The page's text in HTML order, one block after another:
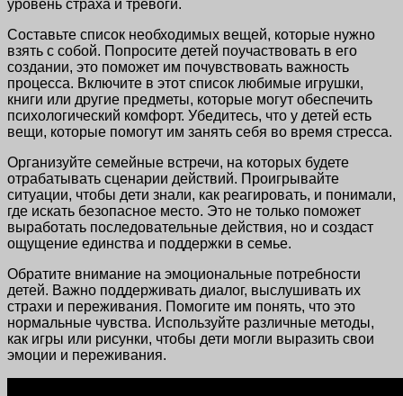
уровень страха и тревоги.
Составьте список необходимых вещей, которые нужно
взять с собой. Попросите детей поучаствовать в его
создании, это поможет им почувствовать важность
процесса. Включите в этот список любимые игрушки,
книги или другие предметы, которые могут обеспечить
психологический комфорт. Убедитесь, что у детей есть
вещи, которые помогут им занять себя во время стресса.
Организуйте семейные встречи, на которых будете
отрабатывать сценарии действий. Проигрывайте
ситуации, чтобы дети знали, как реагировать, и понимали,
где искать безопасное место. Это не только поможет
выработать последовательные действия, но и создаст
ощущение единства и поддержки в семье.
Обратите внимание на эмоциональные потребности
детей. Важно поддерживать диалог, выслушивать их
страхи и переживания. Помогите им понять, что это
нормальные чувства. Используйте различные методы,
как игры или рисунки, чтобы дети могли выразить свои
эмоции и переживания.